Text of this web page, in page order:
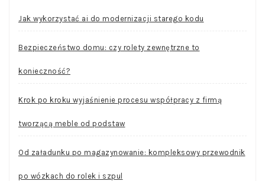
Jak wykorzystać ai do modernizacji starego kodu
Bezpieczeństwo domu: czy rolety zewnętrzne to
konieczność?
Krok po kroku wyjaśnienie procesu współpracy z firmą
tworzącą meble od podstaw
Od załadunku po magazynowanie: kompleksowy przewodnik
po wózkach do rolek i szpul